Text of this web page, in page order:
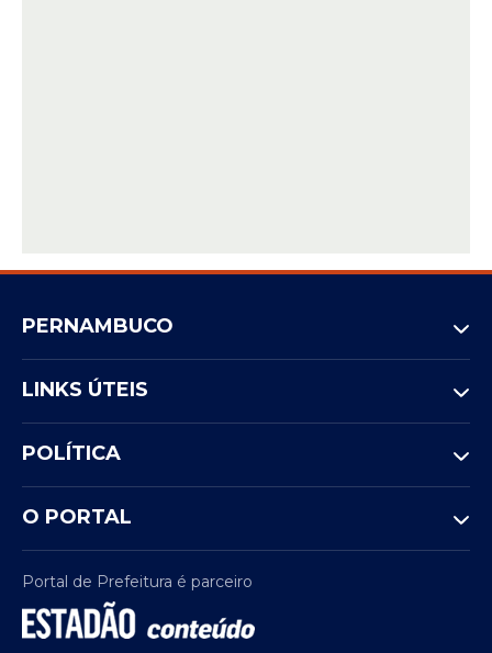
PERNAMBUCO
LINKS ÚTEIS
POLÍTICA
O PORTAL
Portal de Prefeitura é parceiro